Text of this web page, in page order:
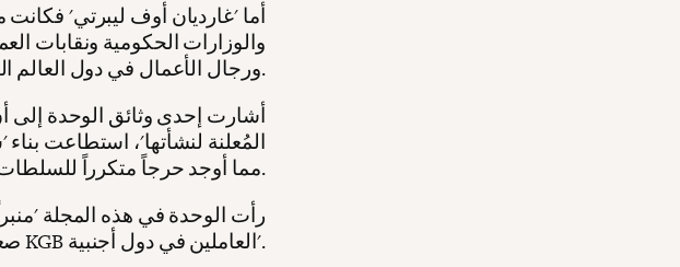
أما 'غارديان أوف ليبرتي'
والوزارات الحكومية ونقابات
ورجال الأعمال في دول العالم النامي.
أشارت إحدى وثائق الوحدة إلى
المُعلنة لنشأتها'، استطاعت
مما أوجد حرجاً متكرراً للسلطات السوفياتية.
رأت الوحدة في هذه المجلة
صعبة كـ 'الكشف عن أسماء عملاء KGB العاملين في دول أجنبية'.